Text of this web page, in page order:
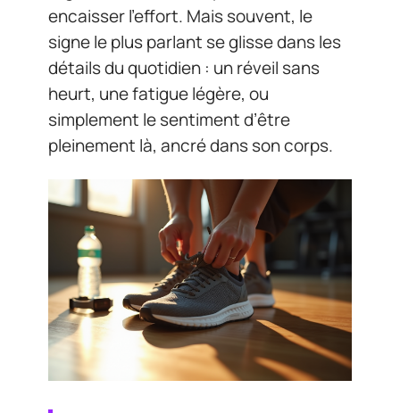
encaisser l’effort. Mais souvent, le
signe le plus parlant se glisse dans les
détails du quotidien : un réveil sans
heurt, une fatigue légère, ou
simplement le sentiment d’être
pleinement là, ancré dans son corps.